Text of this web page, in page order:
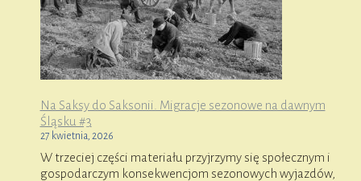
Na Saksy do Saksonii. Migracje sezonowe na dawnym
Śląsku #3
27 kwietnia, 2026
W trzeciej części materiału przyjrzymy się społecznym i
gospodarczym konsekwencjom sezonowych wyjazdów,